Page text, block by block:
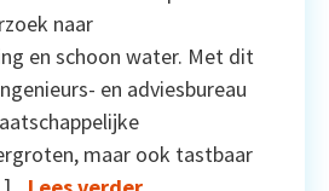
naar
en schoon water. Met dit
en adviesbureau
maar ook tastbaar